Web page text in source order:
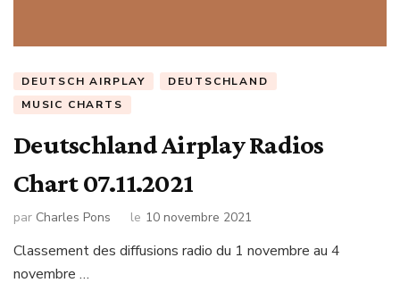
DEUTSCH AIRPLAY
DEUTSCHLAND
MUSIC CHARTS
Deutschland Airplay Radios
Chart 07.11.2021
par Charles Pons le 10 novembre 2021
Classement des diffusions radio du 1 novembre au 4
novembre …